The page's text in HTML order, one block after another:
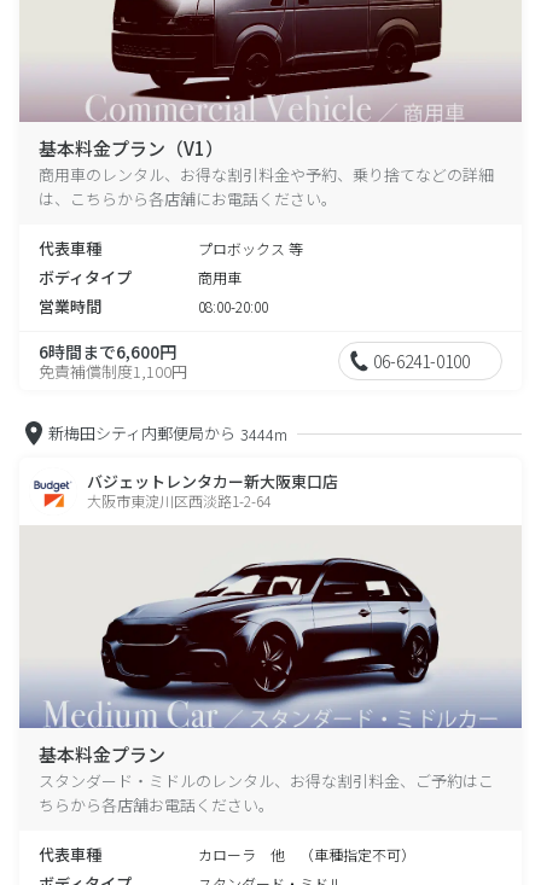
基本料金プラン（V1）
商用車のレンタル、お得な割引料金や予約、乗り捨てなどの詳細
は、こちらから各店舗にお電話ください。
代表車種 プロボックス 等
ボディタイプ 商用車
営業時間 08:00-20:00
6時間まで6,600円
免責補償制度1,100円 06-6241-0100
新梅田シティ内郵便局から 3444m
バジェットレンタカー新大阪東口店
大阪市東淀川区西淡路1-2-64
基本料金プラン
スタンダード・ミドルのレンタル、お得な割引料金、ご予約はこ
ちらから各店舗お電話ください。
代表車種 カローラ 他 （車種指定不可）